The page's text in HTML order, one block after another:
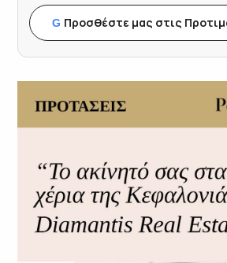
G Προσθέστε μας στις